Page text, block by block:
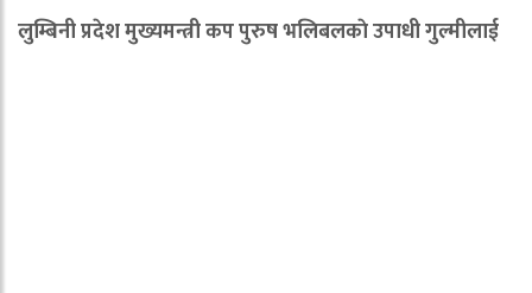
लुम्बिनी प्रदेश मुख्यमन्त्री कप पुरुष भलिबलकाे उपाधी गुल्मीलाई